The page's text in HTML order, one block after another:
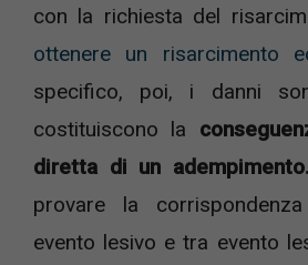
con la richiesta del
ottenere un risarcimento
specifico, poi, i danni
costituiscono la
diretta di un adempimento.
provare la
evento lesivo e tra evento